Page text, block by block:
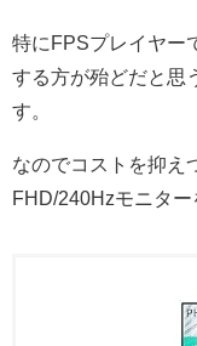
特にFPSプレイヤー
する方が殆どだと思
す。
なのでコストを抑え
FHD/240Hzモニター